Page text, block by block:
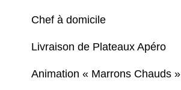
Chef à domicile
Livraison de Plateaux Apéro
Animation « Marrons Chauds »